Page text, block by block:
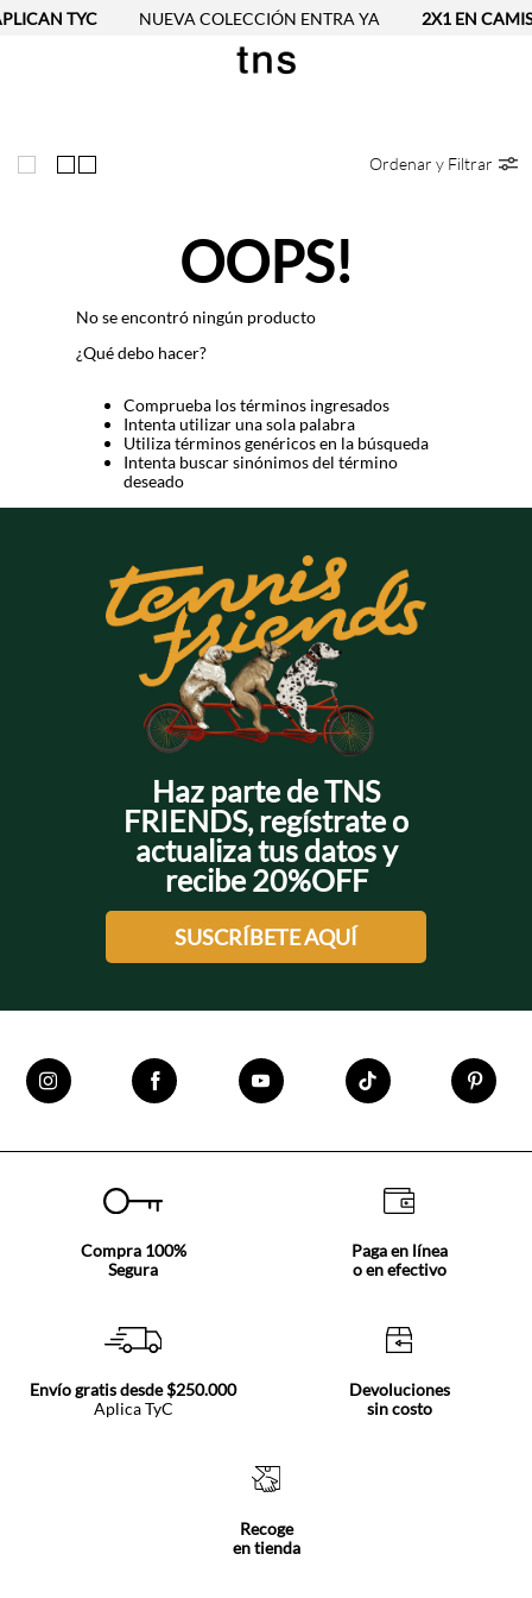
TYC NUEVA COLECCIÓN ENTRA YA 2X1 EN
Ordenar y Filtrar
OOPS!
No se encontró ningún producto
¿Qué debo hacer?
Comprueba los términos ingresados
Intenta utilizar una sola palabra
Utiliza términos genéricos en la búsqueda
Intenta buscar sinónimos del término
deseado
Haz parte de TNS
FRIENDS, regístrate o
actualiza tus datos y
recibe 20%OFF
SUSCRÍBETE AQUÍ
Compra 100%
Segura
Paga en línea
o en efectivo
Envío gratis desde $250.000
Aplica TyC
Devoluciones
sin costo
Recoge
en tienda